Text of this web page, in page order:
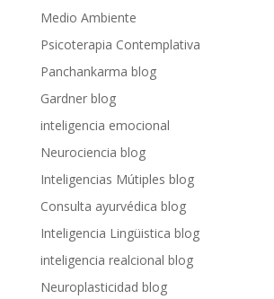
Medio Ambiente
Psicoterapia Contemplativa
Panchankarma blog
Gardner blog
inteligencia emocional
Neurociencia blog
Inteligencias Mútiples blog
Consulta ayurvédica blog
Inteligencia Lingüistica blog
inteligencia realcional blog
Neuroplasticidad blog